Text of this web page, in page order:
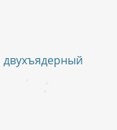
двухъядерный